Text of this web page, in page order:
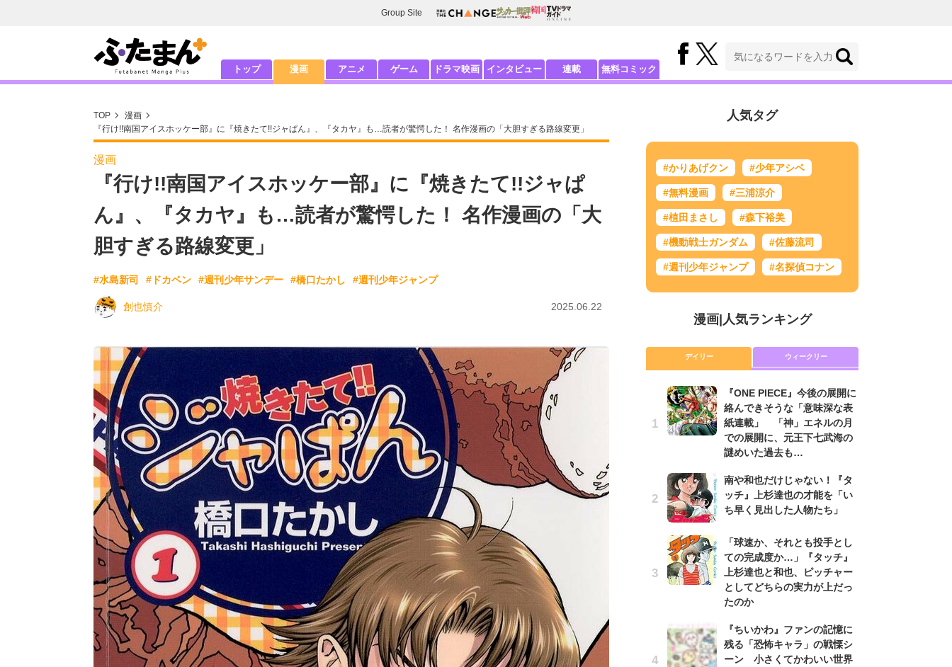
Group Site
トップ 漫画 アニメ ゲーム ドラマ映画 インタビュー 連載 無料コミック
TOP
漫画
『行け!!南国アイスホッケー部』に『焼きたて!!ジャぱん』、『タカヤ』も…読者が驚愕した！ 名作漫画の「大胆すぎる路線変更」
漫画
『行け!!南国アイスホッケー部』に『焼きたて!!ジャぱ
ん』、『タカヤ』も…読者が驚愕した！ 名作漫画の「大
胆すぎる路線変更」
#水島新司 #ドカベン #週刊少年サンデー #橋口たかし #週刊少年ジャンプ
創也慎介 2025.06.22
人気タグ
#かりあげクン #少年アシベ
#無料漫画 #三浦涼介
#植田まさし #森下裕美
#機動戦士ガンダム #佐藤流司
#週刊少年ジャンプ #名探偵コナン
漫画| 人気ランキング
デイリー ウィークリー
『ONE PIECE』今後の展開に
絡んできそうな「意味深な表
紙連載」 「神」エネルの月
での展開に、元王下七武海の
謎めいた過去も…
南や和也だけじゃない！『タ
ッチ』上杉達也の才能を「い
ち早く見出した人物たち」
「球速か、それとも投手とし
ての完成度か…」『タッチ』
上杉達也と和也、ピッチャー
としてどちらの実力が上だっ
たのか
『ちいかわ』ファンの記憶に
残る「恐怖キャラ」の戦慄シ
ーン 小さくてかわいい世界